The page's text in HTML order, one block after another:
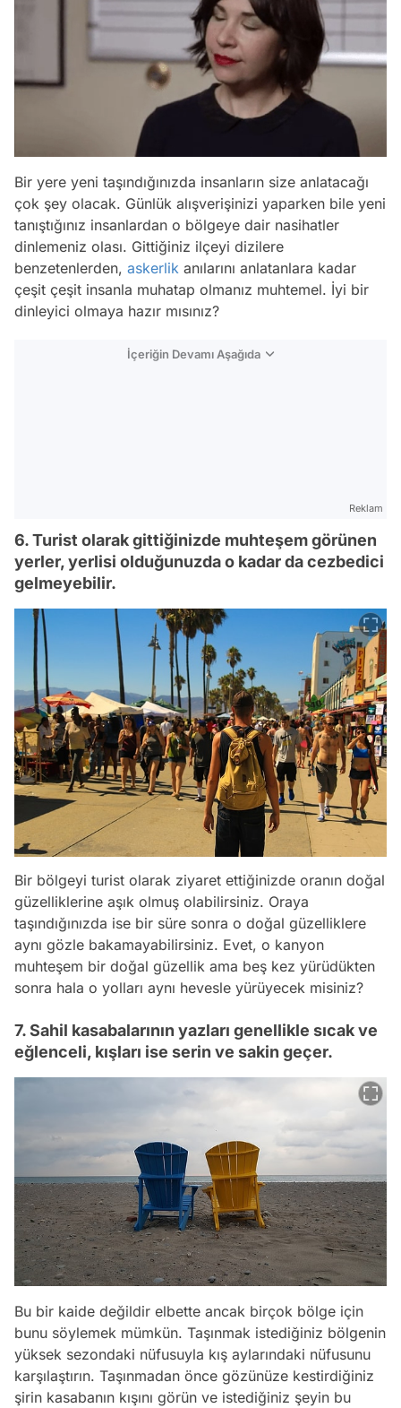
Bir yere yeni taşındığınızda insanların size anlatacağı
çok şey olacak. Günlük alışverişinizi yaparken bile yeni
tanıştığınız insanlardan o bölgeye dair nasihatler
dinlemeniz olası. Gittiğiniz ilçeyi dizilere
benzetenlerden, askerlik anılarını anlatanlara kadar
çeşit çeşit insanla muhatap olmanız muhtemel. İyi bir
dinleyici olmaya hazır mısınız?
İçeriğin Devamı Aşağıda
Reklam
6. Turist olarak gittiğinizde muhteşem görünen
yerler, yerlisi olduğunuzda o kadar da cezbedici
gelmeyebilir.
Bir bölgeyi turist olarak ziyaret ettiğinizde oranın doğal
güzelliklerine aşık olmuş olabilirsiniz. Oraya
taşındığınızda ise bir süre sonra o doğal güzelliklere
aynı gözle bakamayabilirsiniz. Evet, o kanyon
muhteşem bir doğal güzellik ama beş kez yürüdükten
sonra hala o yolları aynı hevesle yürüyecek misiniz?
7. Sahil kasabalarının yazları genellikle sıcak ve
eğlenceli, kışları ise serin ve sakin geçer.
Bu bir kaide değildir elbette ancak birçok bölge için
bunu söylemek mümkün. Taşınmak istediğiniz bölgenin
yüksek sezondaki nüfusuyla kış aylarındaki nüfusunu
karşılaştırın. Taşınmadan önce gözünüze kestirdiğiniz
şirin kasabanın kışını görün ve istediğiniz şeyin bu